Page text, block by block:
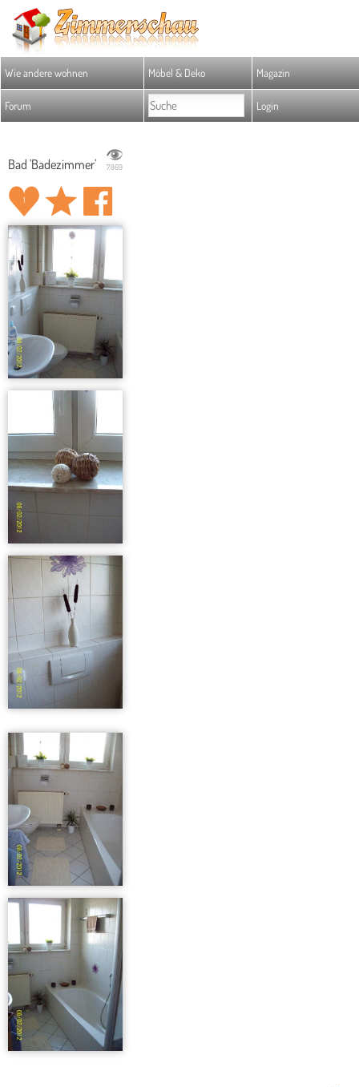
Wie andere wohnen Möbel & Deko Magazin
Forum Login
Bad 'Badezimmer' 7.869
1